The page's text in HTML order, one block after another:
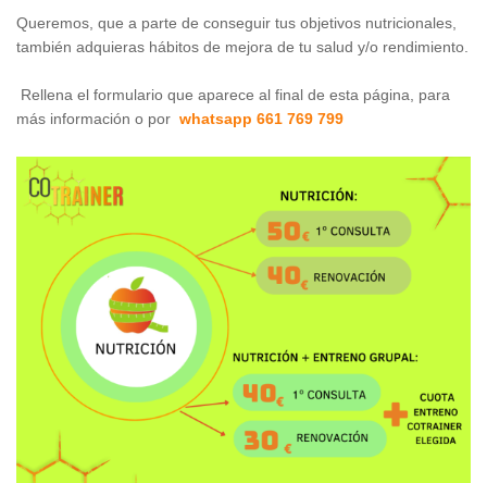
Queremos, que a parte de conseguir tus objetivos nutricionales,
también adquieras hábitos de mejora de tu salud y/o rendimiento.
Rellena el formulario que aparece al final de esta página, para
más información o por whatsapp 661 769 799